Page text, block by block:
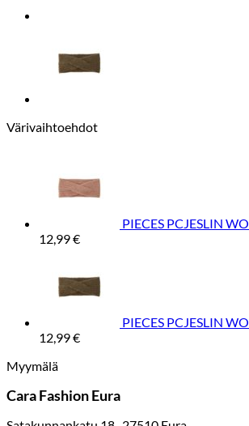
Värivaihtoehdot
PIECES PCJESLIN
12,99€
PIECES PCJESLIN
12,99€
Myymälä
Cara Fashion Eura